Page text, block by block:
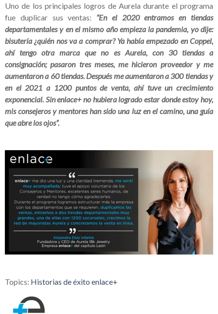
Uno de los principales logros de Aurela durante el programa
fue duplicar sus ventas: “En el 2020 entramos en tiendas
departamentales y en el mismo año empieza la pandemia, yo dije:
bisutería ¿quién nos va a comprar? Ya había empezado en Coppel,
ahí tengo otra marca que no es Aurela, con 30 tiendas a
consignación; pasaron tres meses, me hicieron proveedor y me
aumentaron a 60 tiendas. Después me aumentaron a 300 tiendas y
en el 2021 a 1200 puntos de venta, ahí tuve un crecimiento
exponencial. Sin enlace+ no hubiera logrado estar donde estoy hoy,
mis consejeros y mentores han sido una luz en el camino, una guía
que abre los ojos”.
Topics: Historias de éxito enlace+